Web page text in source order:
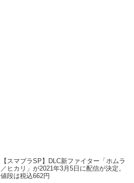
【スマブラSP】DLC新ファイター「ホムラ
／ヒカリ」が2021年3月5日に配信が決定。
値段は税込662円